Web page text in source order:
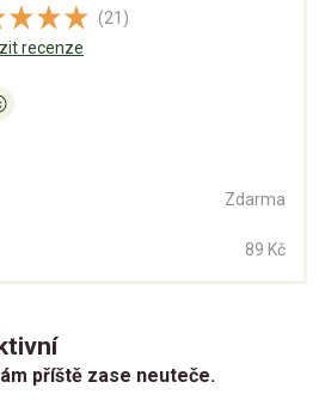
(21)
recenze
Zdarma
89 Kč
příště zase neuteče.